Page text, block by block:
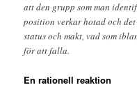
att den grupp som man
position verkar hotad och
status och makt, vad som
för att falla.
En rationell reaktion